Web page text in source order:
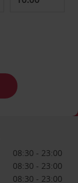
08:30 - 23:00
08:30 - 23:00
08:30 - 23:00